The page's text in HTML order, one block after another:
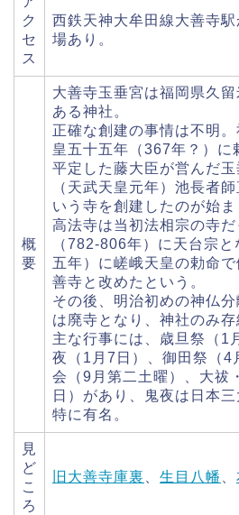
ク
セ
ス
西鉄天神大牟田線大善寺
場あり。
概
要
大善寺玉垂宮は福岡県久
ある神社。
正確な創建の事情は不明
皇五十五年（367年？）に
平定した藤大臣が営んだ
（天武天皇元年）池長者
いう寺を創建したのが始ま
高法寺は当初法相宗の寺
（782-806年）に天台宗
五年）に嵯峨天皇の勅命
善寺と改めたという。
その後、明治初めの神仏
は廃寺となり、神社のみ存
主な行事には、歳旦祭（1
夜（1月7日）、御田祭（4
会（9月第二土曜）、大祓
日）があり、鬼夜は日本
特に有名。
見
ど
こ
ろ
旧大善寺庫裏 生目八幡